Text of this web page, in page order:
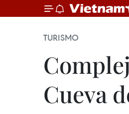
TURISMO
Cueva